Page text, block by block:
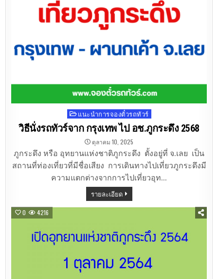
Posted
in
แนะนำการจองตั๋วรถทัวร์
วิธีนั่งรถทัวร์จาก กรุงเทพ ไป อช.ภูกระดึง 2568
ตุลาคม 10, 2025
ภูกระดึง หรือ อุทยานแห่งชาติภูกระดึง ตั้งอยู่ที่ จ.เลย เป็น
สถานที่ท่องเที่ยวที่มีชื่อเสียง การเดินทางไปเที่ยวภูกระดึงมี
ความแตกต่างจากการไปเที่ยวอุท…
รายละเอียด
0 4216